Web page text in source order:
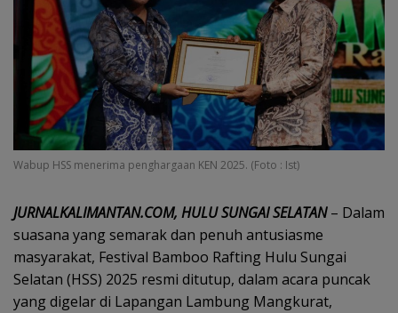
Wabup HSS menerima penghargaan KEN 2025. (Foto : Ist)
JURNALKALIMANTAN.COM, HULU SUNGAI SELATAN– Dalam
suasana yang semarak dan penuh antusiasme
masyarakat, Festival Bamboo Rafting Hulu Sungai
Selatan (HSS) 2025 resmi ditutup, dalam acara puncak
yang digelar di Lapangan Lambung Mangkurat,